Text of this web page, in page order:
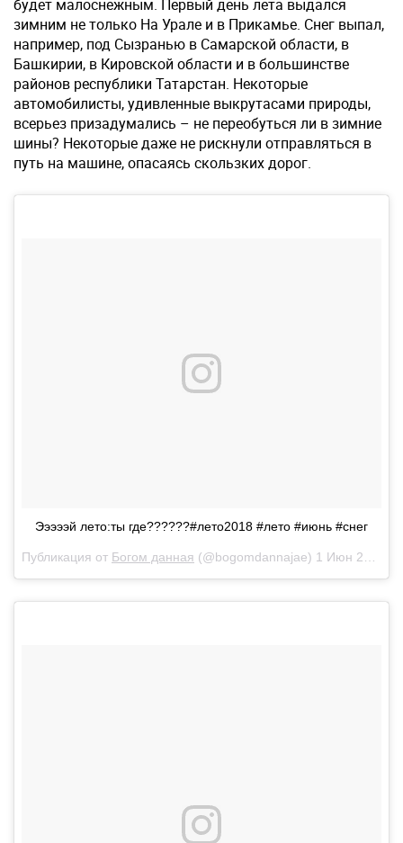
будет малоснежным. Первый день лета выдался
зимним не только На Урале и в Прикамье. Снег выпал,
например, под Сызранью в Самарской области, в
Башкирии, в Кировской области и в большинстве
районов республики Татарстан. Некоторые
автомобилисты, удивленные выкрутасами природы,
всерьез призадумались – не переобуться ли в зимние
шины? Некоторые даже не рискнули отправляться в
путь на машине, опасаясь скользких дорог.
Эээээй лето:ты где??????#лето2018 #лето #июнь #снег
Публикация от Богом данная (@bogomdannajae) 1 Июн 2018 в 6:12 PDT